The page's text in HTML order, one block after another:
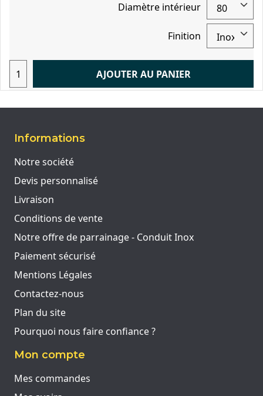
Diamètre intérieur
Finition
AJOUTER AU PANIER
Informations
Notre société
Devis personnalisé
Livraison
Conditions de vente
Notre offre de parrainage - Conduit Inox
Paiement sécurisé
Mentions Légales
Contactez-nous
Plan du site
Pourquoi nous faire confiance ?
Mon compte
Mes commandes